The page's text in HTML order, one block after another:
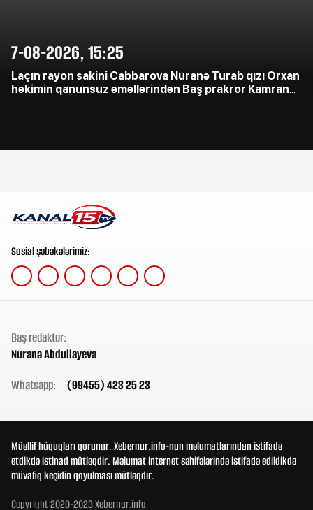
7-08-2026, 15:25
Laçın rayon sakini Cabbarova Nuranə Turab qızı Orxan
həkimin qanunsuz əməllərindən Baş prakror Kamran
Sosial şəbəkələrimiz:
Baş redaktor:
Nuranə Abdullayeva
Whatsapp:
(99455) 423 25 23
Müəllif hüquqları qorunur. Xebernur.info-nun məlumatlarından istifadə
etdikdə istinad mütləqdir. Məlumat internet səhifələrində istifadə edildikdə
müvafiq keçidin qoyulması mütləqdir.
Copyright 2020-2023 Xebernur.info